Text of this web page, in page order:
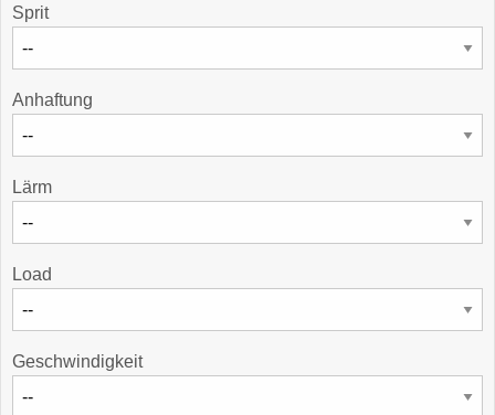
Sprit
Anhaftung
Lärm
Load
Geschwindigkeit